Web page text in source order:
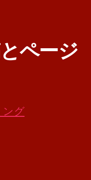
ページ
ング